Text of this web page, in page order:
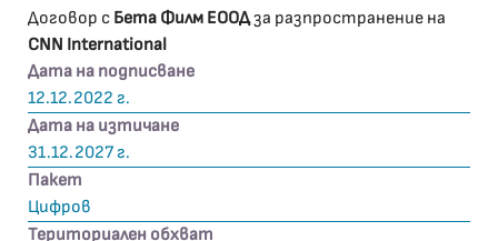
Договор с Бета Филм ЕООДза разпространение на
CNN International
Дата на подписване
12.12.2022 г.
Дата на изтичане
31.12.2027 г.
Пакет
Цифров
Териториален обхват